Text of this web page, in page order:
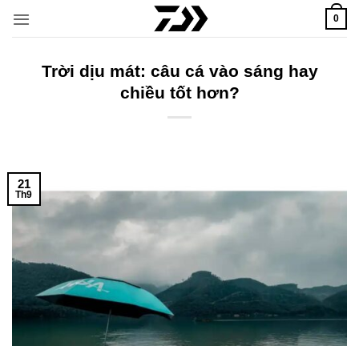
qua
0
Trời dịu mát: câu cá vào sáng hay
chiều tốt hơn?
21
Th9